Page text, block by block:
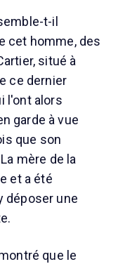
t-il
cet homme, des
situé à
ce dernier
l'ont alors
garde à vue
que son
mère de la
et a été
déposer une
que le